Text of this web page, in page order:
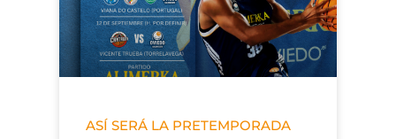
ASÍ SERÁ LA PRETEMPORADA